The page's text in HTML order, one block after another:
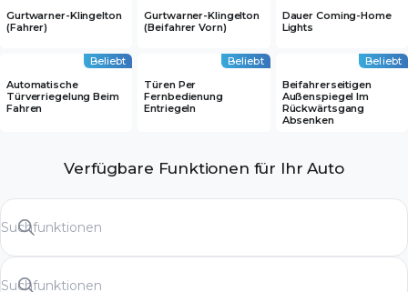
Gurtwarner-Klingelton
(Fahrer)
Gurtwarner-Klingelton
(Beifahrer Vorn)
Dauer Coming-Home
Lights
Beliebt
Automatische
Türverriegelung Beim
Fahren
Beliebt
Türen Per
Fernbedienung
Entriegeln
Beliebt
Beifahrerseitigen
Außenspiegel Im
Rückwärtsgang
Absenken
Verfügbare Funktionen für Ihr Auto